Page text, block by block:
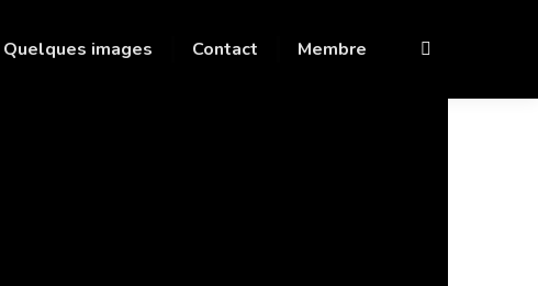
Quelques images Contact Membre
Recherche